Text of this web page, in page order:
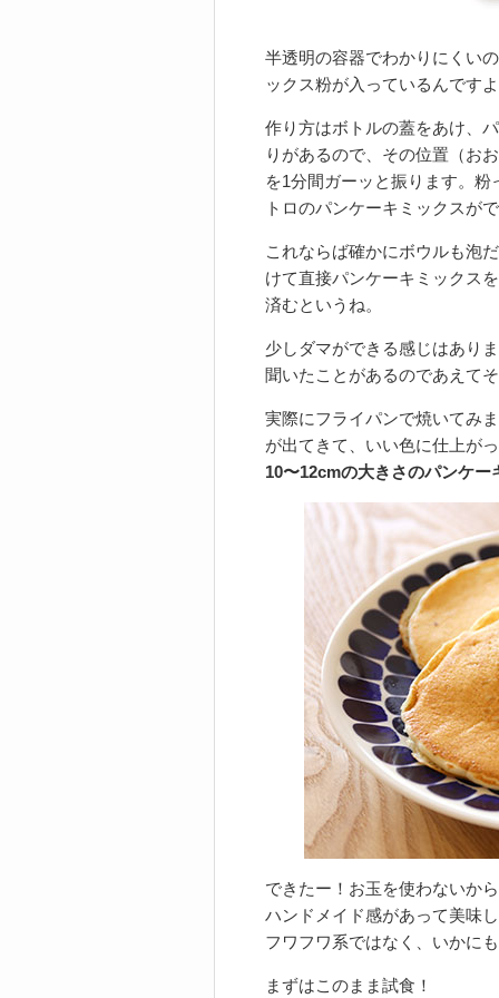
半透明の容器でわかりにくい
ックス粉が入っているんです
作り方はボトルの蓋をあけ、
りがあるので、その位置（お
を1分間ガーッと振ります。
トロのパンケーキミックスが
これならば確かにボウルも泡
けて直接パンケーキミックス
済むというね。
少しダマができる感じはあり
聞いたことがあるのであえて
実際にフライパンで焼いてみ
が出てきて、いい色に仕上が
10〜12cmの大きさのパンケー
できたー！お玉を使わないか
ハンドメイド感があって美味
フワフワ系ではなく、いかに
まずはこのまま試食！